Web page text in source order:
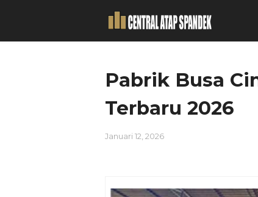
Pabrik Busa
Terbaru 2026
Januari 12, 2026